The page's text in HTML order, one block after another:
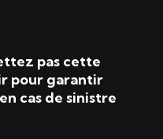
pas cette
pour garantir
cas de sinistre